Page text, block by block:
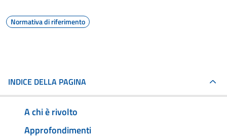
Normativa di riferimento
INDICE DELLA PAGINA
A chi è rivolto
Approfondimenti